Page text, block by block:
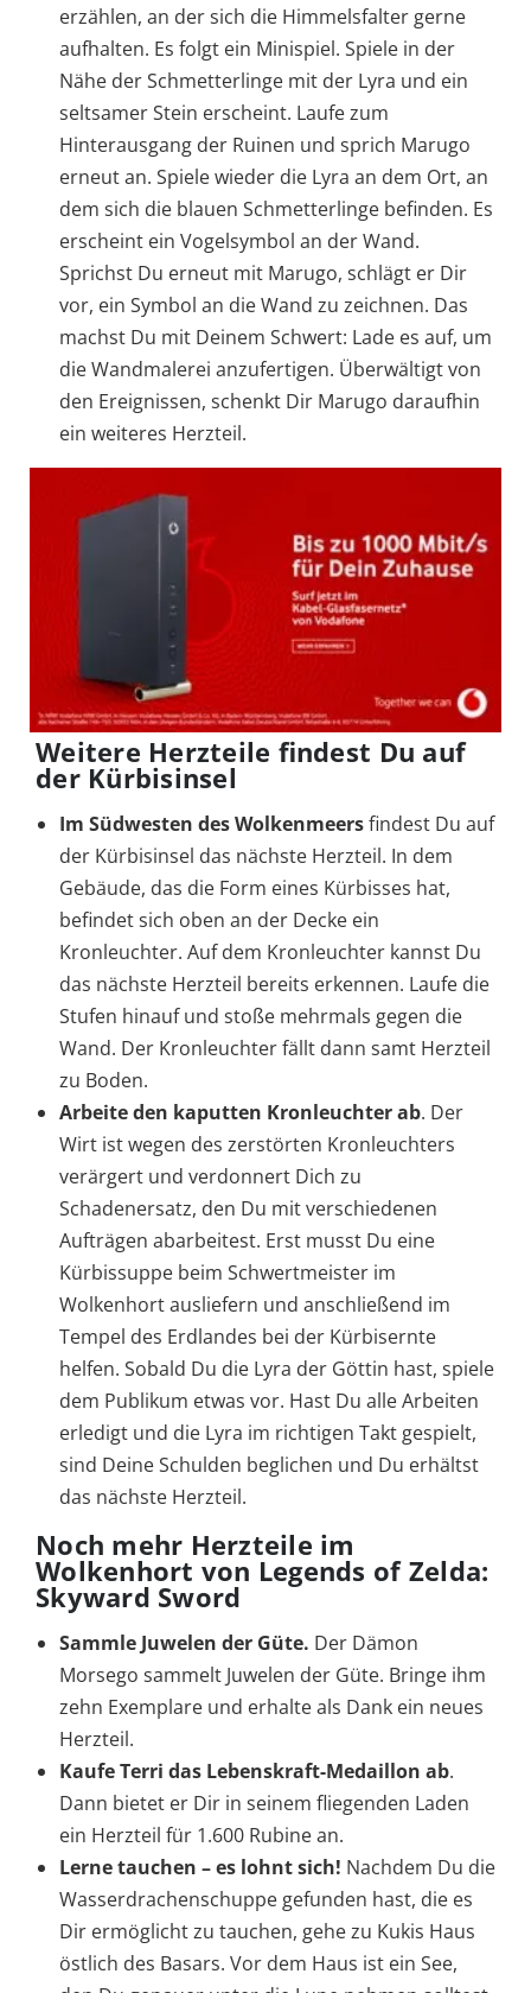
erzählen, an der sich die Himmelsfalter gerne
aufhalten. Es folgt ein Minispiel. Spiele in der
Nähe der Schmetterlinge mit der Lyra und ein
seltsamer Stein erscheint. Laufe zum
Hinterausgang der Ruinen und sprich Marugo
erneut an. Spiele wieder die Lyra an dem Ort, an
dem sich die blauen Schmetterlinge befinden. Es
erscheint ein Vogelsymbol an der Wand.
Sprichst Du erneut mit Marugo, schlägt er Dir
vor, ein Symbol an die Wand zu zeichnen. Das
machst Du mit Deinem Schwert: Lade es auf, um
die Wandmalerei anzufertigen. Überwältigt von
den Ereignissen, schenkt Dir Marugo daraufhin
ein weiteres Herzteil.
Weitere Herzteile findest Du auf
der Kürbisinsel
Im Südwesten des Wolkenmeersfindest Du auf
der Kürbisinsel das nächste Herzteil. In dem
Gebäude, das die Form eines Kürbisses hat,
befindet sich oben an der Decke ein
Kronleuchter. Auf dem Kronleuchter kannst Du
das nächste Herzteil bereits erkennen. Laufe die
Stufen hinauf und stoße mehrmals gegen die
Wand. Der Kronleuchter fällt dann samt Herzteil
zu Boden.
Arbeite den kaputten Kronleuchter ab. Der
Wirt ist wegen des zerstörten Kronleuchters
verärgert und verdonnert Dich zu
Schadenersatz, den Du mit verschiedenen
Aufträgen abarbeitest. Erst musst Du eine
Kürbissuppe beim Schwertmeister im
Wolkenhort ausliefern und anschließend im
Tempel des Erdlandes bei der Kürbisernte
helfen. Sobald Du die Lyra der Göttin hast, spiele
dem Publikum etwas vor. Hast Du alle Arbeiten
erledigt und die Lyra im richtigen Takt gespielt,
sind Deine Schulden beglichen und Du erhältst
das nächste Herzteil.
Noch mehr Herzteile im
Wolkenhort von Legends of Zelda:
Skyward Sword
Sammle Juwelen der Güte. Der Dämon
Morsego sammelt Juwelen der Güte. Bringe ihm
zehn Exemplare und erhalte als Dank ein neues
Herzteil.
Kaufe Terri das Lebenskraft-Medaillon ab.
Dann bietet er Dir in seinem fliegenden Laden
ein Herzteil für 1.600 Rubine an.
Lerne tauchen – es lohnt sich! Nachdem Du die
Wasserdrachenschuppe gefunden hast, die es
Dir ermöglicht zu tauchen, gehe zu Kukis Haus
östlich des Basars. Vor dem Haus ist ein See,